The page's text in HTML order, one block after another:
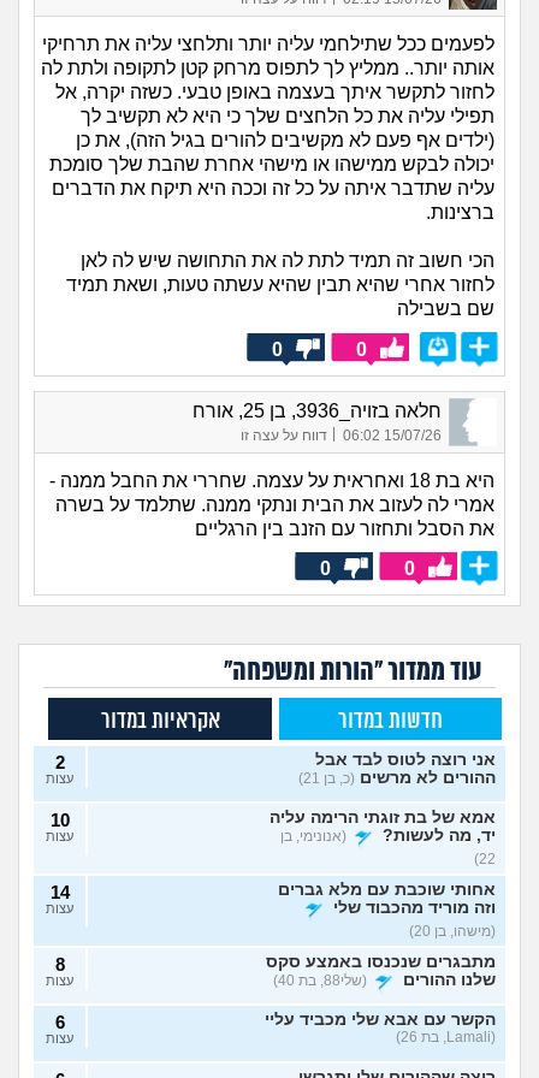
לפעמים ככל שתילחמי עליה יותר ותלחצי עליה את תרחיקי
אותה יותר.. ממליץ לך לתפוס מרחק קטן לתקופה ולתת לה
לחזור לתקשר איתך בעצמה באופן טבעי. כשזה יקרה, אל
תפילי עליה את כל הלחצים שלך כי היא לא תקשיב לך
(ילדים אף פעם לא מקשיבים להורים בגיל הזה), את כן
יכולה לבקש ממישהו או מישהי אחרת שהבת שלך סומכת
עליה שתדבר איתה על כל זה וככה היא תיקח את הדברים
ברצינות.
הכי חשוב זה תמיד לתת לה את התחושה שיש לה לאן
לחזור אחרי שהיא תבין שהיא עשתה טעות, ושאת תמיד
שם בשבילה
0
0
חלאה בזויה_3936, בן 25, אורח
15/07/26 06:02
| דווח על עצה זו
היא בת 18 ואחראית על עצמה. שחררי את החבל ממנה -
אמרי לה לעזוב את הבית ונתקי ממנה. שתלמד על בשרה
את הסבל ותחזור עם הזנב בין הרגליים
0
0
עוד ממדור "הורות ומשפחה"
חדשות במדור אקראיות במדור
אני רוצה לטוס לבד אבל
ההורים לא מרשים (כ, בן 21)
2
עצות
אמא של בת זוגתי הרימה עליה
יד, מה לעשות?
(אנונימי, בן
22)
10
עצות
אחותי שוכבת עם מלא גברים
וזה מוריד מהכבוד שלי
(מישהו, בן 20)
14
עצות
מתבגרים שנכנסו באמצע סקס
שלנו ההורים
(שלי88, בת 40)
8
עצות
הקשר עם אבא שלי מכביד עליי
(Lamali, בת 26)
6
עצות